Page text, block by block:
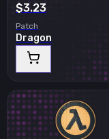
$3.23
Patch
Dragon